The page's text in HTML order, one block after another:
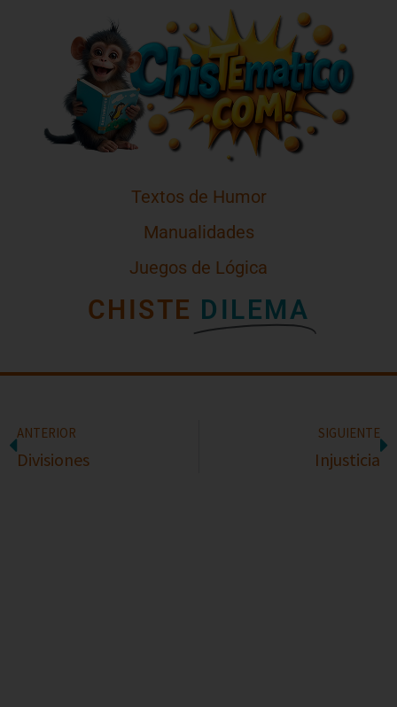
Textos de Humor
Manualidades
Juegos de Lógica
CHISTE DILEMA
ANTERIOR
Divisiones
SIGUIENTE
Injusticia